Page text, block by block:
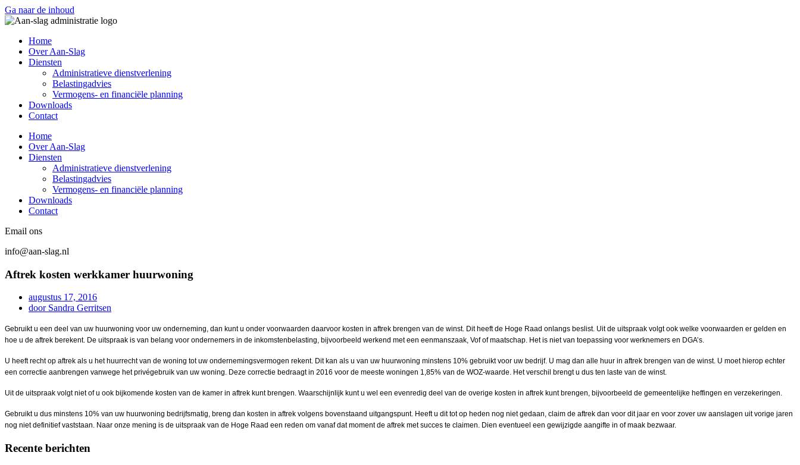
Ga naar de inhoud
Home
Over Aan-Slag
Diensten
Administratieve dienstverlening
Belastingadvies
Vermogens- en financiële planning
Downloads
Contact
Home
Over Aan-Slag
Diensten
Administratieve dienstverlening
Belastingadvies
Vermogens- en financiële planning
Downloads
Contact
Email ons
info@aan-slag.nl
Aftrek kosten werkkamer huurwoning
augustus 17, 2016
doorSandra Gerritsen
Gebruikt u een deel van uw huurwoning voor uw onderneming, dan kunt u onder voorwaarden daarvoor kosten in aftrek brengen van de winst. Dit heeft de Hoge Raad onlangs beslist. Uit de uitspraak volgt ook welke voorwaarden er gelden en
hoe u de aftrek berekent. De uitspraak is van belang voor ondernemers in de inkomstenbelasting, bijvoorbeeld werkend met een eenmanszaak, Vof of maatschap. Het is niet van toepassing voor werknemers en DGA’s.
U heeft recht op aftrek als u het huurrecht van de woning tot uw ondernemingsvermogen rekent. Dit kan als u van uw huurwoning minstens 10% gebruikt voor uw bedrijf. U mag dan alle huur in aftrek brengen van de winst. U moet hierop echter
een correctie aanbrengen vanwege het privégebruik van uw woning. Deze correctie bedraagt in 2016 voor de meeste woningen 1,85% van de WOZ-waarde. Het verschil brengt u dus ten laste van de winst.
Uit de uitspraak volgt niet of u ook bijkomende kosten van de kamer in aftrek kunt brengen. Waarschijnlijk kunt u wel een evenredig deel van de overige kosten in aftrek kunt brengen, bijvoorbeeld de gemeentelijke heffingen en verzekeringen.
Gebruikt u dus minstens 10% van uw huurwoning bedrijfsmatig, breng dan kosten in aftrek volgens bovenstaand uitgangspunt. Heeft u dit tot op heden nog niet gedaan, claim de aftrek dan voor dit jaar en voor zover uw aanslagen uit vorige jaren
nog niet definitief vaststaan. Naar onze mening is de uitspraak van de Hoge Raad een reden om vanaf dat moment de aftrek met succes te claimen. Dien eventueel een gewijzigde aangifte in of maak bezwaar.
Recente berichten